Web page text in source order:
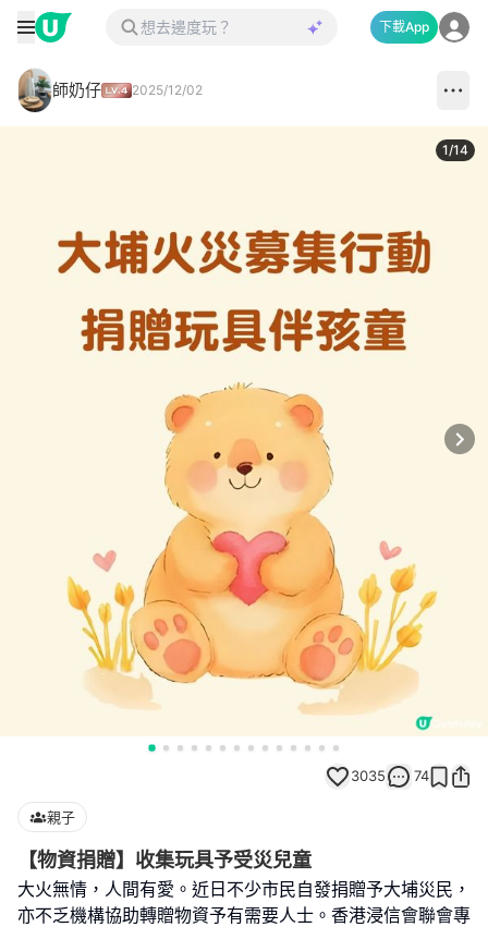
下載App
師奶仔 2025/12/02
1/14
3035 74
親子
【物資捐贈】收集玩具予受災兒童
大火無情，人間有愛。近日不少市民自發捐贈予大埔災民，
亦不乏機構協助轉贈物資予有需要人士。香港浸信會聯會專